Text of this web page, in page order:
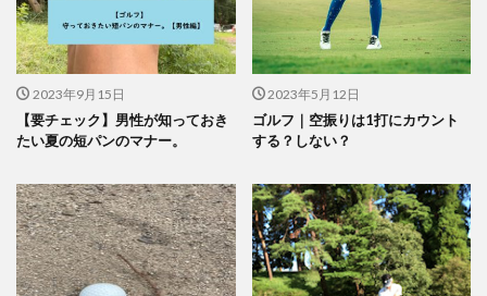
2023年9月15日
【要チェック】男性が知っておき
たい夏の短パンのマナー。
2023年5月12日
ゴルフ｜空振りは1打にカウント
する？しない？